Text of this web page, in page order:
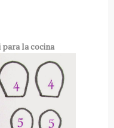
la cocina